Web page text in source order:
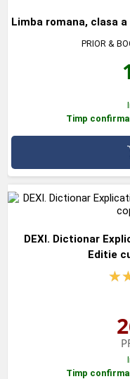
Limba romana, clasa
PRIOR &
Timp
DEXI. Dictionar
Editie
Timp